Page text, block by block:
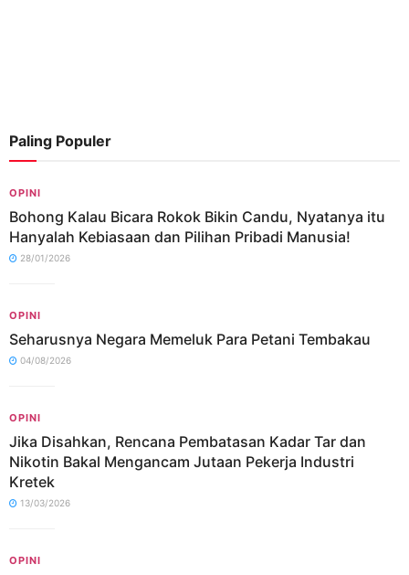
Paling Populer
OPINI
Bohong Kalau Bicara Rokok Bikin Candu, Nyatanya itu
Hanyalah Kebiasaan dan Pilihan Pribadi Manusia!
28/01/2026
OPINI
Seharusnya Negara Memeluk Para Petani Tembakau
04/08/2026
OPINI
Jika Disahkan, Rencana Pembatasan Kadar Tar dan
Nikotin Bakal Mengancam Jutaan Pekerja Industri
Kretek
13/03/2026
OPINI